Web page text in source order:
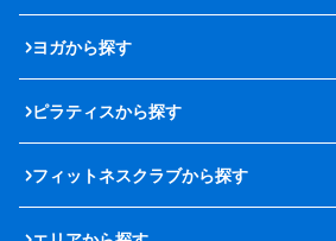
ヨガから探す
ピラティスから探す
フィットネスクラブから探す